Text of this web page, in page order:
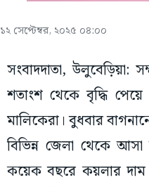
১২ সেপ্টেম্বর, ২০২৫ ০৪:০০
সংবাদদাতা, উলুবেড়িয়া:
শতাংশ থেকে বৃদ্ধি
মালিকেরা। বুধবার
বিভিন্ন জেলা থেকে
কয়েক বছরে কয়লার দাম